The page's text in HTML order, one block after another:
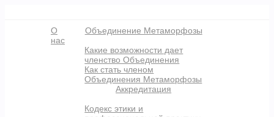
О
нас
Объединение Метаморфозы
Какие возможности дает
членство Объединения
Как стать членом
Объединения Метаморфозы
Аккредитация
Кодекс этики и